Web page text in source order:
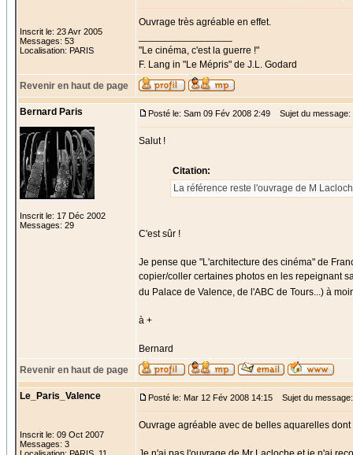
Inscrit le: 23 Avr 2005
Messages: 53
Localisation: PARIS
Ouvrage très agréable en effet.
"Le cinéma, c'est la guerre !"
F. Lang in "Le Mépris" de J.L. Godard
Revenir en haut de page
Bernard Paris
Inscrit le: 17 Déc 2002
Messages: 29
Posté le: Sam 09 Fév 2008 2:49 Sujet du message:
Salut !
Citation:
La référence reste l'ouvrage de M
C'est sûr !
Je pense que "L'architecture des cinéma" de
copier/coller certaines photos en les repeignant
du Palace de Valence, de l'ABC de Tours...) à
à +
Bernard
Revenir en haut de page
Le_Paris_Valence
Inscrit le: 09 Oct 2007
Messages: 3
Posté le: Mar 12 Fév 2008 14:15 Sujet du message:
Ouvrage agréable avec de belles aquarelles